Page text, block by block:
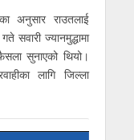
अनुसार राउतलाई
सवारी ज्यानमुद्धामा
सुनाएको थियो।
लागि जिल्ला